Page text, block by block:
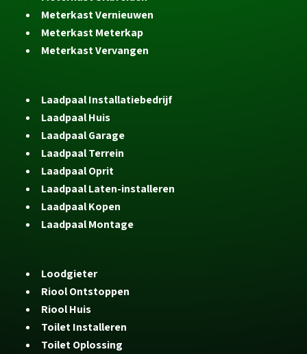
Meterkast Vernieuwen
Meterkast Meterkap
Meterkast Vervangen
Laadpaal Installatiebedrijf
Laadpaal Huis
Laadpaal Garage
Laadpaal Terrein
Laadpaal Oprit
Laadpaal Laten-installeren
Laadpaal Kopen
Laadpaal Montage
Loodgieter
Riool Ontstoppen
Riool Huis
Toilet Installeren
Toilet Oplossing